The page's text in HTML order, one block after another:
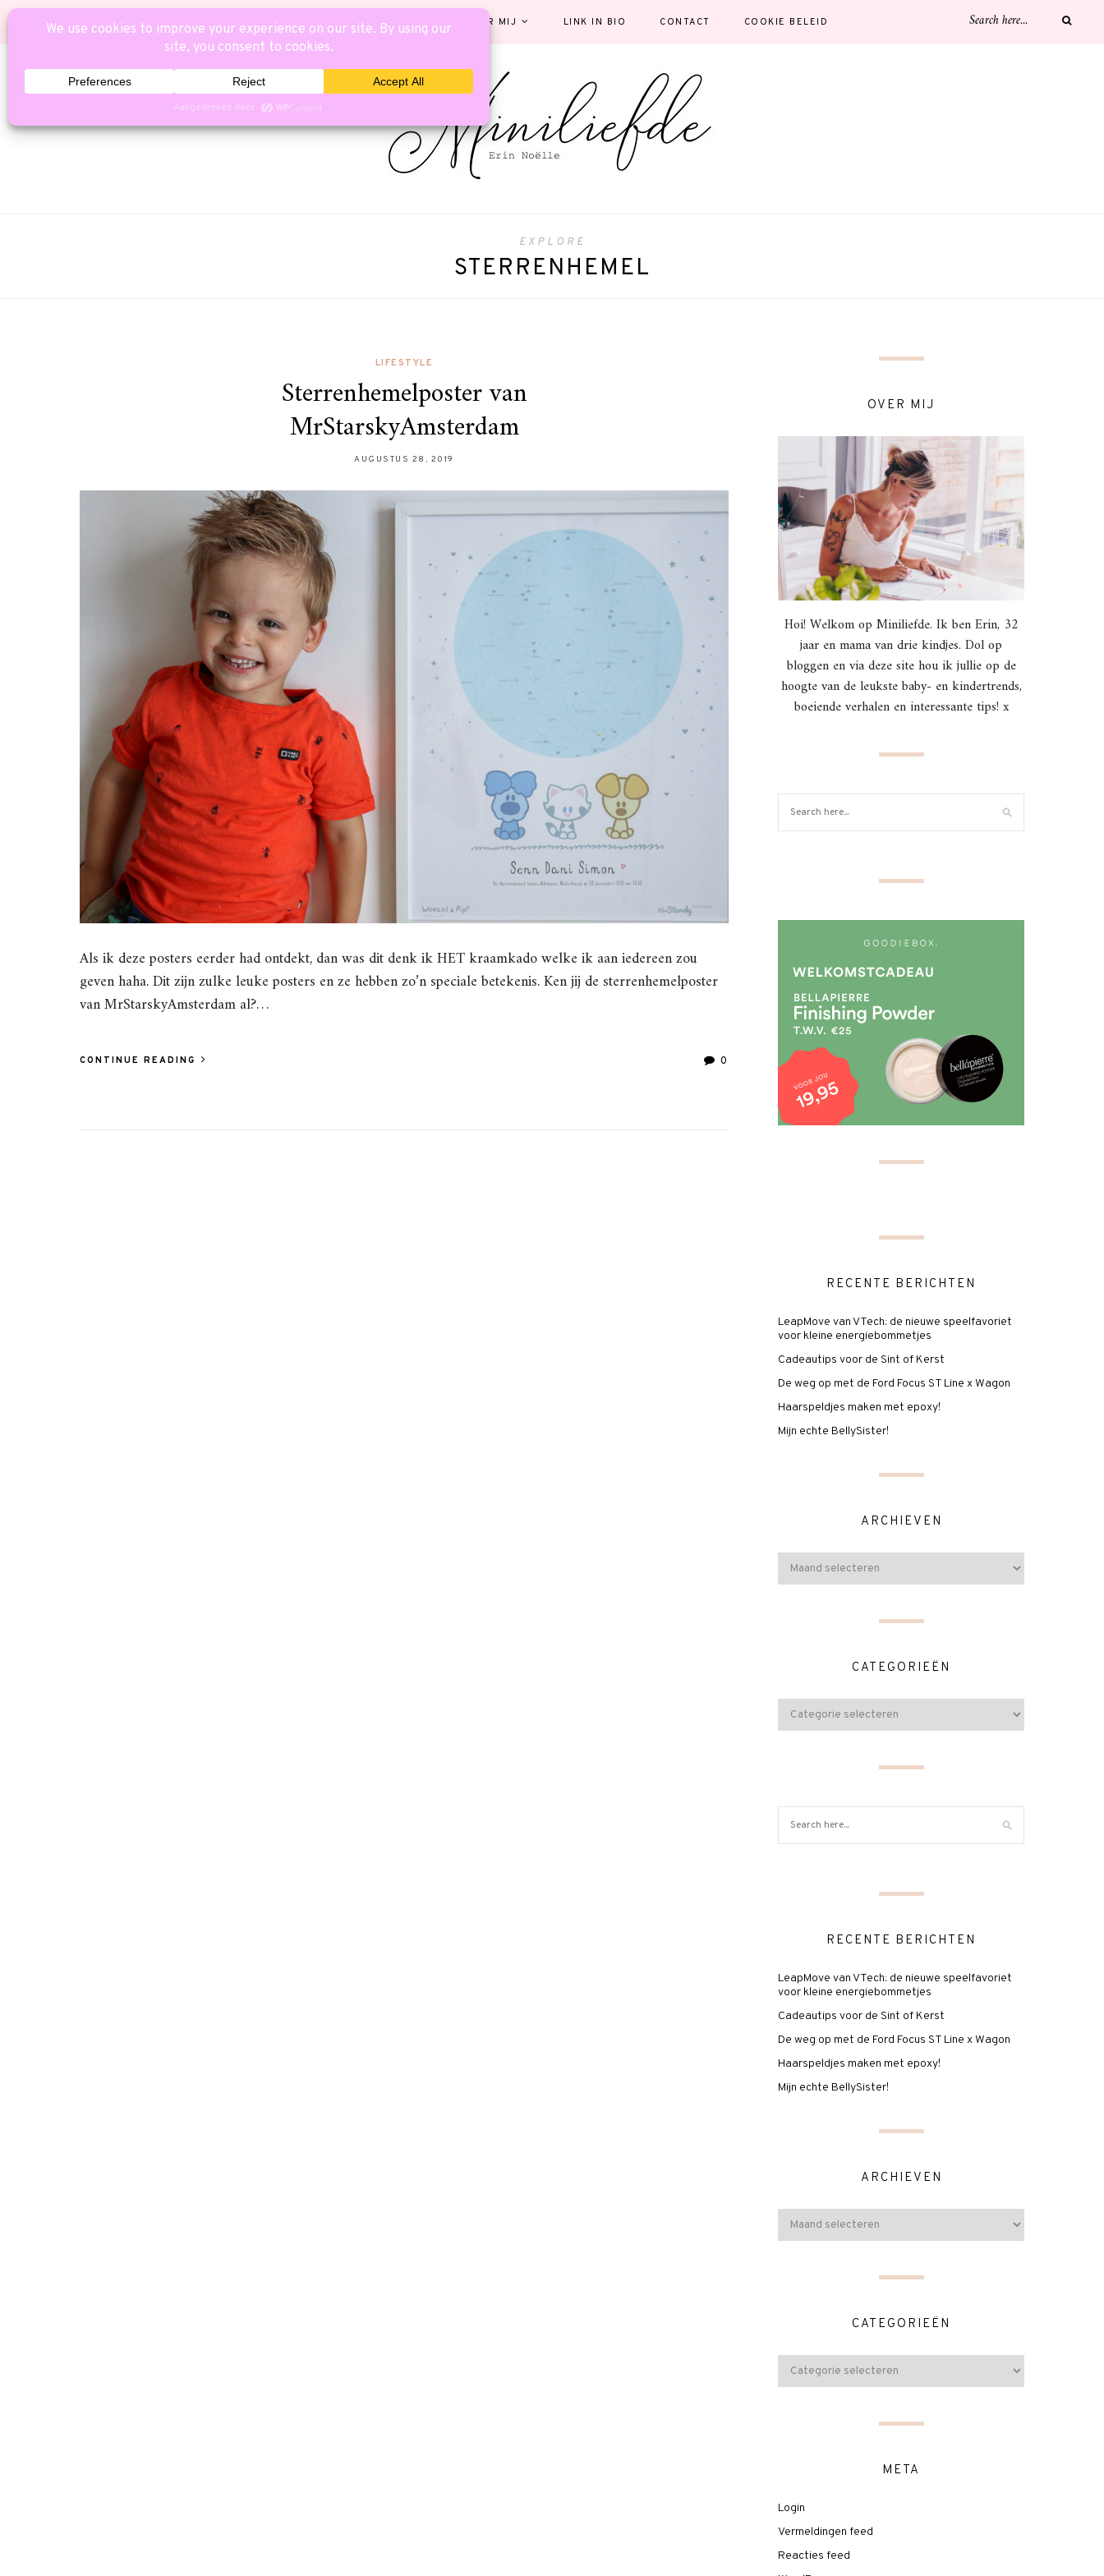
CATEGORIEËN OVER MIJ LINK IN BIO CONTACT COOKIE BELEID
EXPLORE
STERRENHEMEL
LIFESTYLE
Sterrenhemelposter van
MrStarskyAmsterdam
AUGUSTUS 28, 2019
Als ik deze posters eerder had ontdekt, dan was dit denk ik HET kraamkado welke ik aan iedereen zou
geven haha. Dit zijn zulke leuke posters en ze hebben zo’n speciale betekenis. Ken jij de sterrenhemelposter
van MrStarskyAmsterdam al?…
CONTINUE READING 0
OVER MIJ
Hoi! Welkom op Miniliefde. Ik ben Erin, 32
jaar en mama van drie kindjes. Dol op
bloggen en via deze site hou ik jullie op de
hoogte van de leukste baby- en kindertrends,
boeiende verhalen en interessante tips! x
RECENTE BERICHTEN
LeapMove van VTech: de nieuwe speelfavoriet
voor kleine energiebommetjes
Cadeautips voor de Sint of Kerst
De weg op met de Ford Focus ST Line x Wagon
Haarspeldjes maken met epoxy!
Mijn echte BellySister!
ARCHIEVEN
CATEGORIEËN
RECENTE BERICHTEN
LeapMove van VTech: de nieuwe speelfavoriet
voor kleine energiebommetjes
Cadeautips voor de Sint of Kerst
De weg op met de Ford Focus ST Line x Wagon
Haarspeldjes maken met epoxy!
Mijn echte BellySister!
ARCHIEVEN
CATEGORIEËN
META
Login
Vermeldingen feed
Reacties feed